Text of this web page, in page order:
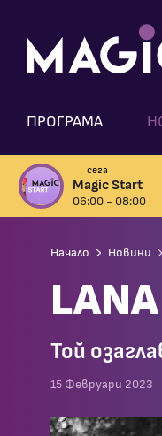
ПРОГРАМА
сега
Magic Start
06:00 - 08:00
Начало Новини
Той
15 Февруари 2023